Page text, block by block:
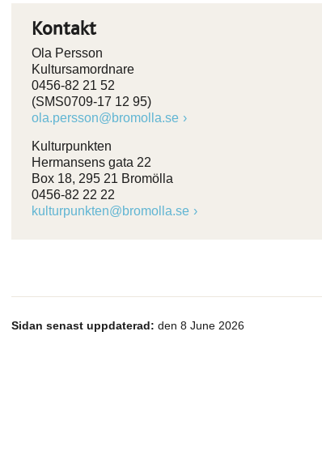
Kontakt
Ola Persson
Kultursamordnare
0456-82 21 52
(SMS0709-17 12 95)
ola.persson@bromolla.se
Kulturpunkten
Hermansens gata 22
Box 18, 295 21 Bromölla
0456-82 22 22
kulturpunkten@bromolla.se
Sidan senast uppdaterad: den 8 June 2026